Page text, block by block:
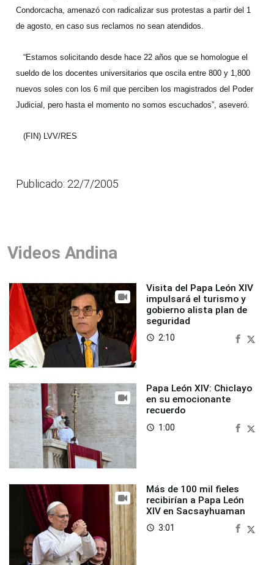
Condorcacha, amenazó con radicalizar sus protestas a partir del 1
de agosto, en caso sus reclamos no sean atendidos.
“Estamos solicitando desde hace 22 años que se homologue el
sueldo de los docentes universitarios que oscila entre 800 y 1,800
nuevos soles con los 6 mil que perciben los magistrados del Poder
Judicial, pero hasta el momento no somos escuchados”, aseveró.
(FIN) LVV/RES
Publicado: 22/7/2005
Videos Andina
Visita del Papa León XIV
impulsará el turismo y
gobierno alista plan de
seguridad
access_time 2:10
Papa León XIV: Chiclayo
en su emocionante
recuerdo
access_time 1:00
Más de 100 mil fieles
recibirían a Papa León
XIV en Sacsayhuaman
access_time 3:01